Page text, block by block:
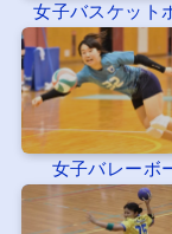
女子バスケット
女子バレーボ